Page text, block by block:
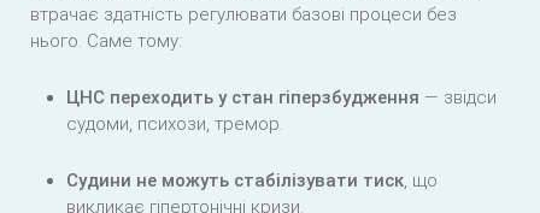
втрачає здатність регулювати базові процеси без
нього. Саме тому:
ЦНС переходить у стан гіперзбудження — звідси
судоми, психози, тремор.
Судини не можуть стабілізувати тиск, що
викликає гіпертонічні кризи.